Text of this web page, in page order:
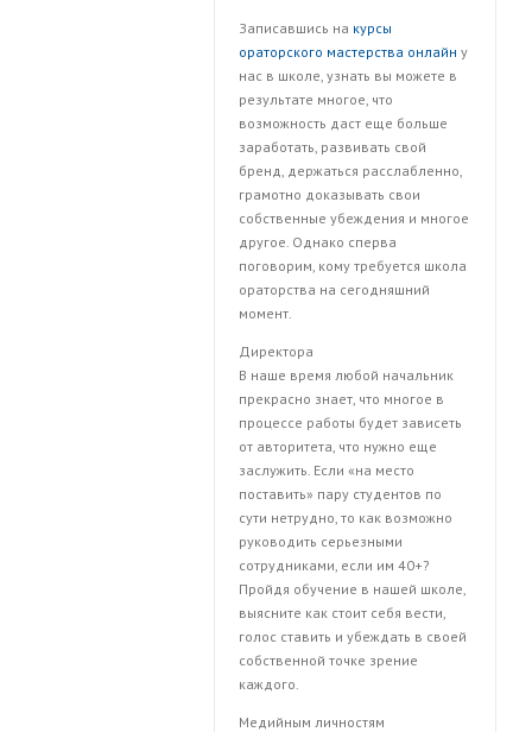
Записавшись на курсы
ораторского мастерства онлайн у
нас в школе, узнать вы можете в
результате многое, что
возможность даст еще больше
заработать, развивать свой
бренд, держаться расслабленно,
грамотно доказывать свои
собственные убеждения и многое
другое. Однако сперва
поговорим, кому требуется школа
ораторства на сегодняшний
момент.
Директора
В наше время любой начальник
прекрасно знает, что многое в
процессе работы будет зависеть
от авторитета, что нужно еще
заслужить. Если «на место
поставить» пару студентов по
сути нетрудно, то как возможно
руководить серьезными
сотрудниками, если им 40+?
Пройдя обучение в нашей школе,
выясните как стоит себя вести,
голос ставить и убеждать в своей
собственной точке зрение
каждого.
Медийным личностям